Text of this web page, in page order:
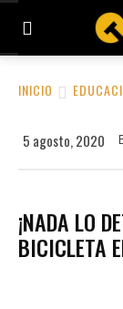
INICIO
5 agosto, 2020
¡NADA LO
BICICLETA